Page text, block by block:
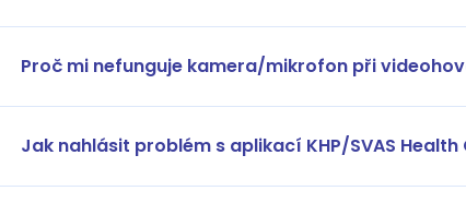
Proč mi nefunguje kamera/mikrofon při
Jak nahlásit problém s aplikací KHP/SVAS Health